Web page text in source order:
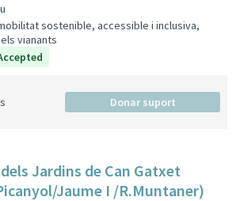
sostenible, accessible i inclusiva,
vianants
Donar suport
Jardins de Can Gatxet
Jaume I /R.Muntaner)